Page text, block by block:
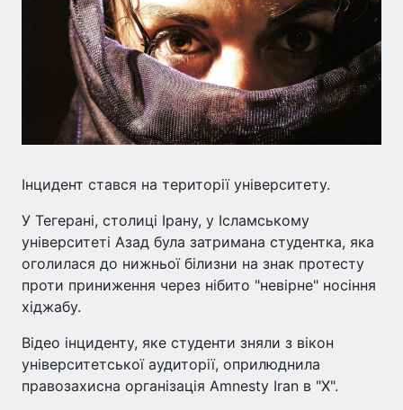
Інцидент стався на території університету.
У Тегерані, столиці Ірану, у Ісламському
університеті Азад була затримана студентка, яка
оголилася до нижньої білизни на знак протесту
проти приниження через нібито "невірне" носіння
хіджабу.
Відео інциденту, яке студенти зняли з вікон
університетської аудиторії, оприлюднила
правозахисна організація Amnesty Iran в "Х".